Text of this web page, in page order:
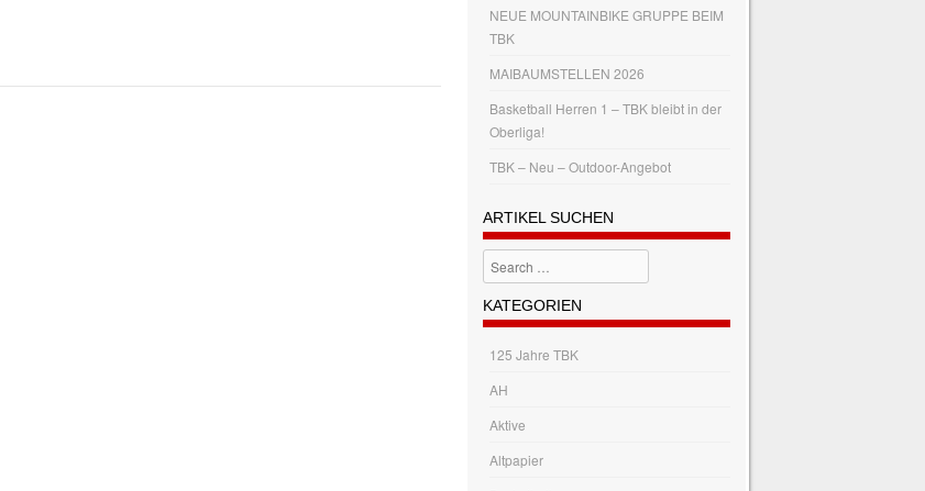
NEUE MOUNTAINBIKE GRUPPE BEIM
TBK
MAIBAUMSTELLEN 2026
Basketball Herren 1 – TBK bleibt in der
Oberliga!
TBK – Neu – Outdoor-Angebot
ARTIKEL SUCHEN
Search
KATEGORIEN
125 Jahre TBK
AH
Aktive
Altpapier